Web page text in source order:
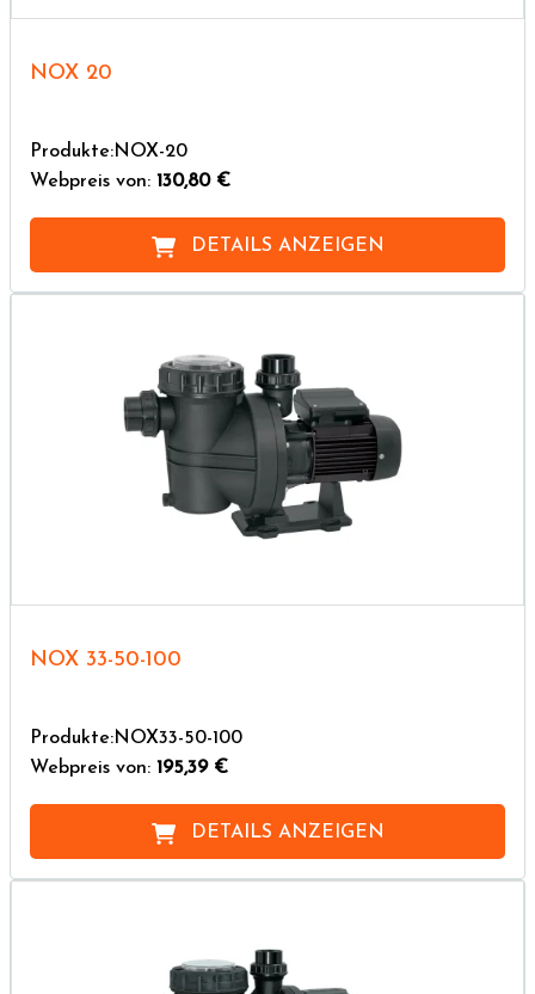
NOX 20
Produkte:NOX-20
Webpreis von: 130,80 €
DETAILS ANZEIGEN
NOX 33-50-100
Produkte:NOX33-50-100
Webpreis von: 195,39 €
DETAILS ANZEIGEN